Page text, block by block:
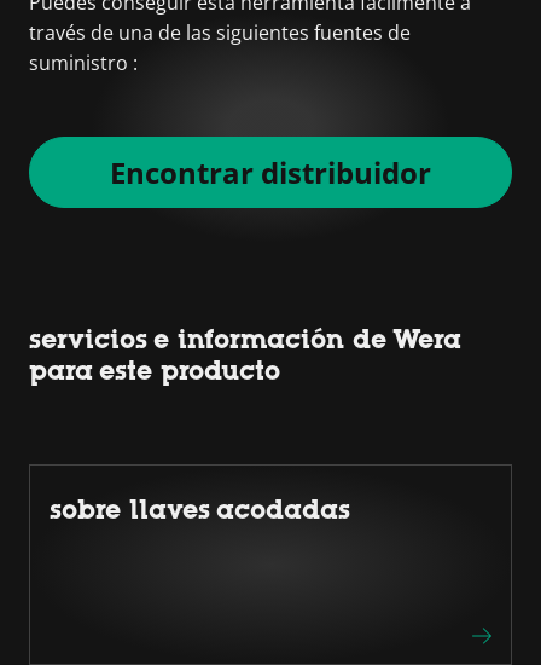
través de una de las siguientes fuentes de
suministro :
Encontrar distribuidor
servicios e información de Wera
para este producto
sobre llaves acodadas